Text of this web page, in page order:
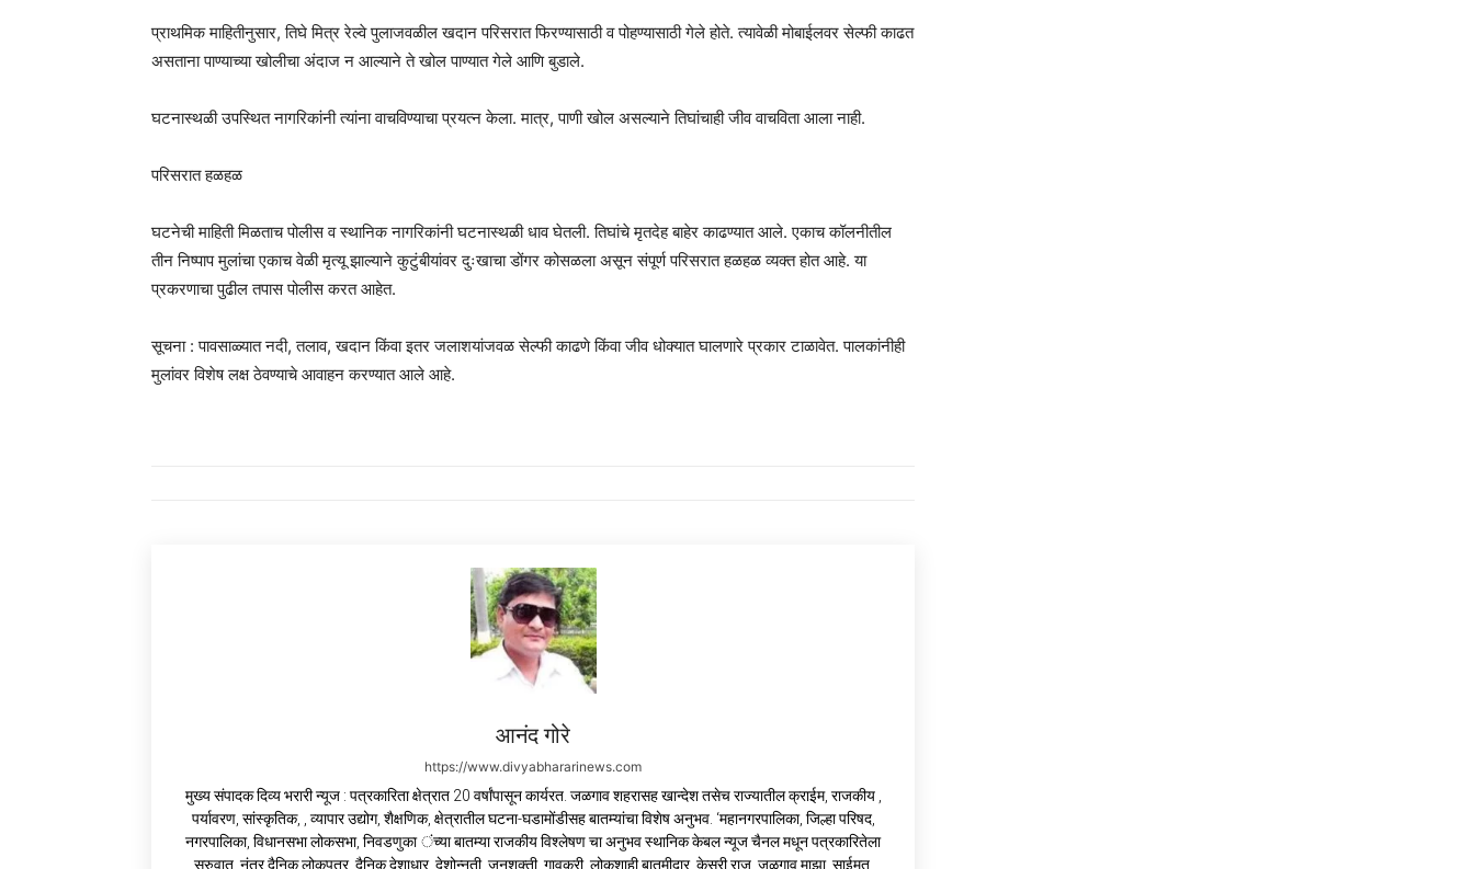
प्राथमिक माहितीनुसार, तिघे मित्र रेल्वे पुलाजवळील खदान परिसरात फिरण्यासाठी व पोहण्यासाठी गेले होते. त्यावेळी मोबाईलवर सेल्फी काढत
असताना पाण्याच्या खोलीचा अंदाज न आल्याने ते खोल पाण्यात गेले आणि बुडाले.
घटनास्थळी उपस्थित नागरिकांनी त्यांना वाचविण्याचा प्रयत्न केला. मात्र, पाणी खोल असल्याने तिघांचाही जीव वाचविता आला नाही.
परिसरात हळहळ
घटनेची माहिती मिळताच पोलीस व स्थानिक नागरिकांनी घटनास्थळी धाव घेतली. तिघांचे मृतदेह बाहेर काढण्यात आले. एकाच कॉलनीतील
तीन निष्पाप मुलांचा एकाच वेळी मृत्यू झाल्याने कुटुंबीयांवर दुःखाचा डोंगर कोसळला असून संपूर्ण परिसरात हळहळ व्यक्त होत आहे. या
प्रकरणाचा पुढील तपास पोलीस करत आहेत.
सूचना : पावसाळ्यात नदी, तलाव, खदान किंवा इतर जलाशयांजवळ सेल्फी काढणे किंवा जीव धोक्यात घालणारे प्रकार टाळावेत. पालकांनीही
मुलांवर विशेष लक्ष ठेवण्याचे आवाहन करण्यात आले आहे.
आनंद गोरे
https://www.divyabhararinews.com
मुख्य संपादक दिव्य भरारी न्यूज : पत्रकारिता क्षेत्रात 20 वर्षांपासून कार्यरत. जळगाव शहरासह खान्देश तसेच राज्यातील क्राईम, राजकीय ,
पर्यावरण, सांस्कृतिक, , व्यापार उद्योग, शैक्षणिक, क्षेत्रातील घटना-घडामोंडीसह बातम्यांचा विशेष अनुभव. ‘महानगरपालिका, जिल्हा परिषद,
नगरपालिका, विधानसभा लोकसभा, निवडणुका ंच्या बातम्या राजकीय विश्लेषण चा अनुभव स्थानिक केबल न्यूज चैनल मधून पत्रकारितेला
सुरुवात. नंतर दैनिक लोकपत्र, दैनिक देशाधार, देशोन्नती, जनशक्ती, गावकरी, लोकशाही,बातमीदार, केसरी राज, जळगाव माझा, साईमत,